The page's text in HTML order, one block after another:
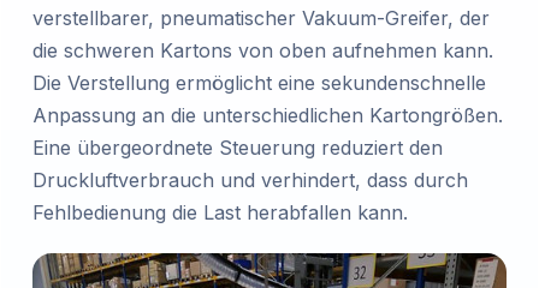
verstellbarer, pneumatischer Vakuum-Greifer, der
die schweren Kartons von oben aufnehmen kann.
Die Verstellung ermöglicht eine sekundenschnelle
Anpassung an die unterschiedlichen Kartongrößen.
Eine übergeordnete Steuerung reduziert den
Druckluftverbrauch und verhindert, dass durch
Fehlbedienung die Last herabfallen kann.